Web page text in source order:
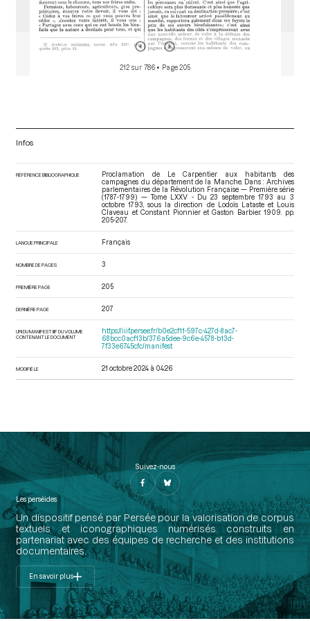
212 sur 786 • Page 205
Infos
RÉFÉRENCE BIBLIOGRAPHIQUE
Proclamation de Le Carpentier aux habitants des
campagnes du département de la Manche. Dans : Archives
parlementaires de la Révolution Française — Première série
(1787-1799) — Tome LXXV - Du 23 septembre 1793 au 3
octobre 1793
, sous la direction de Lodoïs Lataste et Louis
Claveau et Constant Pionnier et Gaston Barbier. 1909. pp.
205-207.
LANGUE PRINCIPALE Français
NOMBRE DE PAGES 3
PREMIÈRE PAGE 205
DERNIÈRE PAGE 207
URI DU MANIFEST IIIF DU VOLUME
CONTENANT LE DOCUMENT
https://iiif.persee.fr/b0e2cf11-597c-427d-8ac7-
68bcc0acf13b/376a5dee-9c6e-4578-b13d-
7f33e6745cfc/manifest
MODIFIÉ LE 21 octobre 2024 à 04:26
Suivez-nous
Les perséides
Un dispositif pensé par Persée pour la valorisation de corpus
textuels et iconographiques numérisés construits en
partenariat avec des équipes de recherche et des institutions
documentaires.
En savoir plus